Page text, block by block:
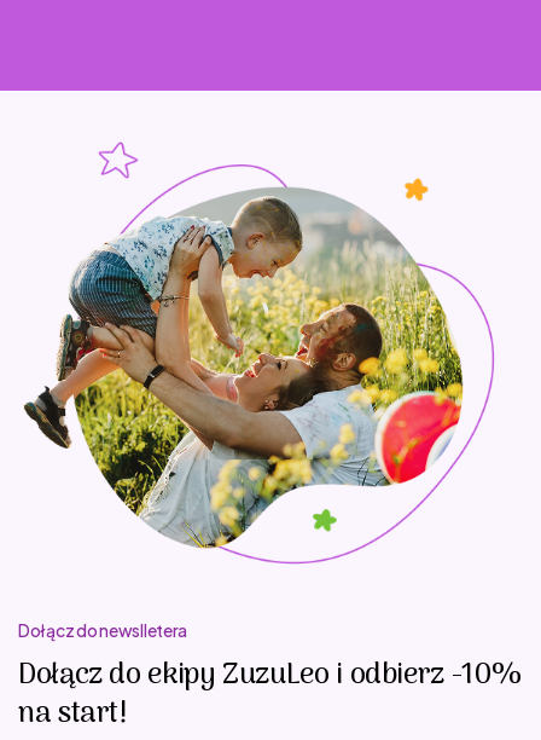
Dołącz do newslletera
Dołącz do ekipy ZuzuLeo i odbierz -10%
na start!